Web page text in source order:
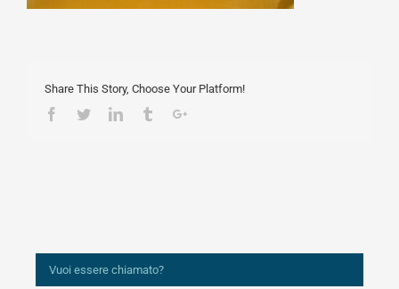
Share This Story, Choose Your Platform!
Facebook
TwitterLinkedinTumblrGoogle+
Vuoi essere chiamato?